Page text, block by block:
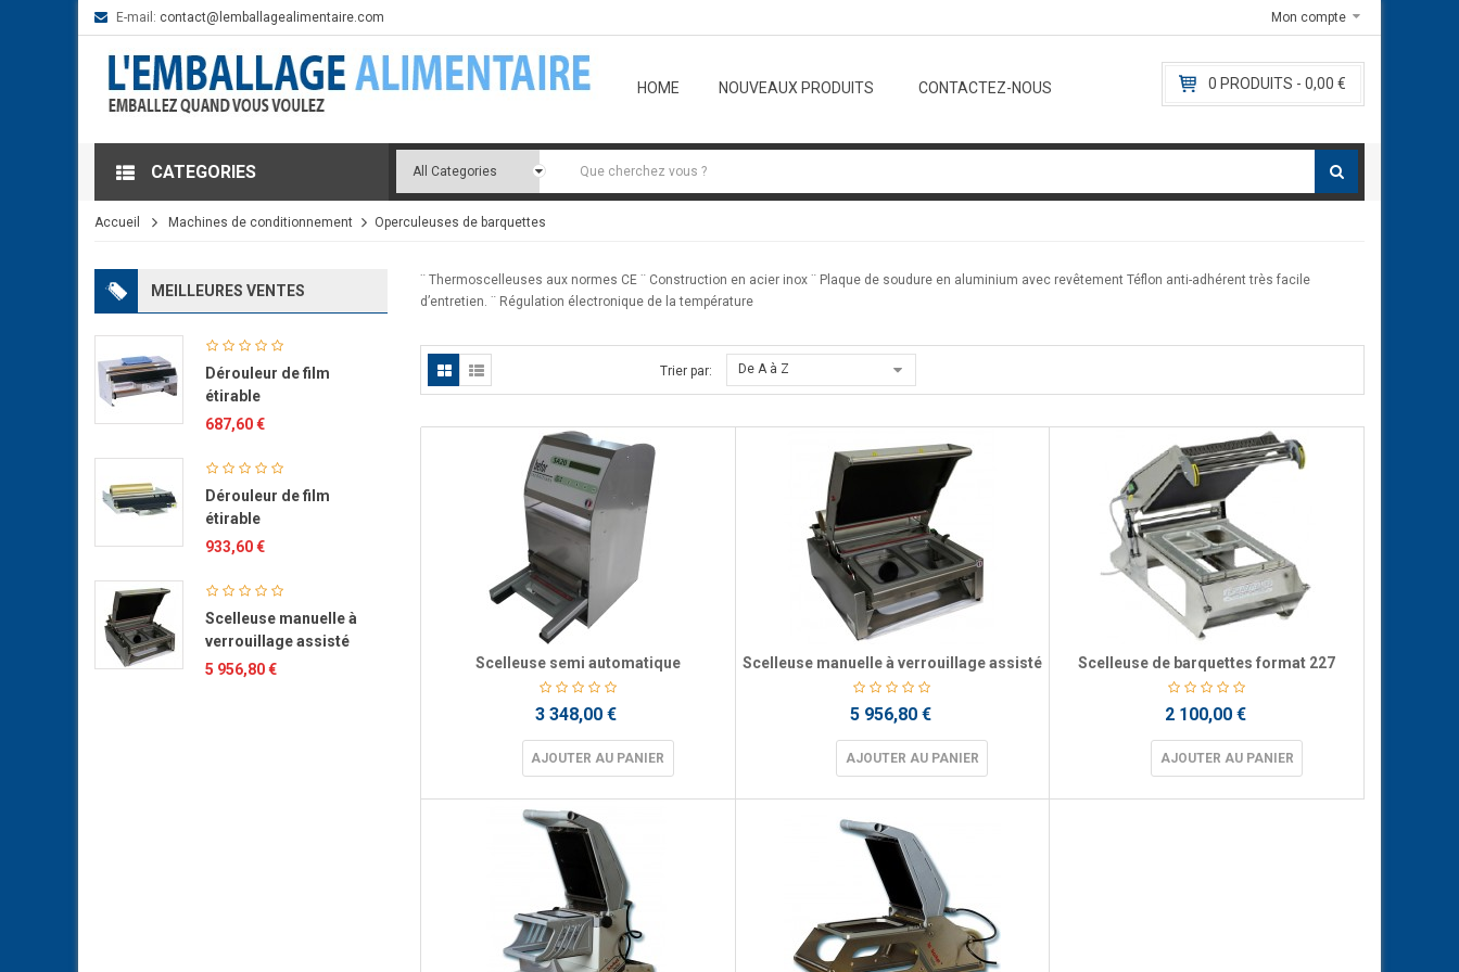
E-mail: contact@lemballagealimentaire.com E-mail:
Mon compte
HOME NOUVEAUX PRODUITS CONTACTEZ-NOUS 0 PRODUITS - 0,00 €
CATEGORIES
Accueil Machines de conditionnement Operculeuses de barquettes
MEILLEURES VENTES
Dérouleur de film
étirable
687,60 €
Dérouleur de film
étirable
933,60 €
Scelleuse manuelle à
verrouillage assisté
5 956,80 €
¨ Thermoscelleuses aux normes CE ¨ Construction en acier inox ¨ Plaque de soudure en aluminium avec revêtement Téflon anti-adhérent très facile
d’entretien. ¨ Régulation électronique de la température
Trier par: De A à Z
Scelleuse semi automatique
3 348,00 €
AJOUTER AU PANIER
Scelleuse manuelle à verrouillage assisté
5 956,80 €
AJOUTER AU PANIER
Scelleuse de barquettes format 227
2 100,00 €
AJOUTER AU PANIER